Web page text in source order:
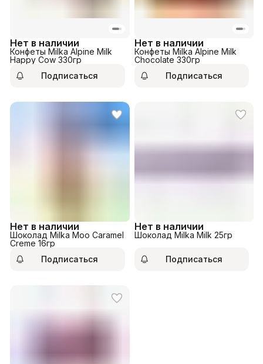
Нет в наличии
Конфеты Milka Alpine Milk
Happy Cow 330гр
Подписаться
Нет в наличии
Конфеты Milka Alpine Milk
Chocolate 330гр
Подписаться
Нет в наличии
Шоколад Milka Moo Caramel
Creme 16гр
Подписаться
Нет в наличии
Шоколад Milka Milk 25гр
Подписаться